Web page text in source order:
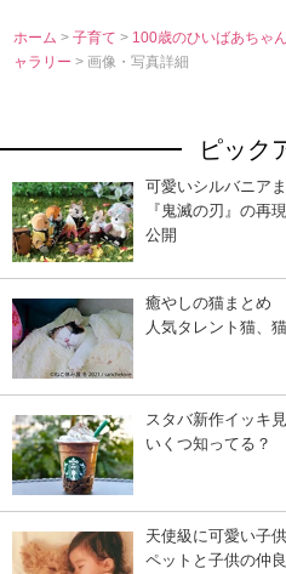
ホーム >子育て> 100歳のひいばあちゃ
ャラリー> 画像・写真詳細
ピック
可愛いシルバニア
『鬼滅の刃』の再
公開
癒やしの猫まとめ
人気タレント猫、
スタバ新作イッキ見
いくつ知ってる？
天使級に可愛い子
ペットと子供の仲